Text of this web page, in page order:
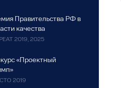
Правительства РФ в
качества
2019, 2025
«Проектный
2019